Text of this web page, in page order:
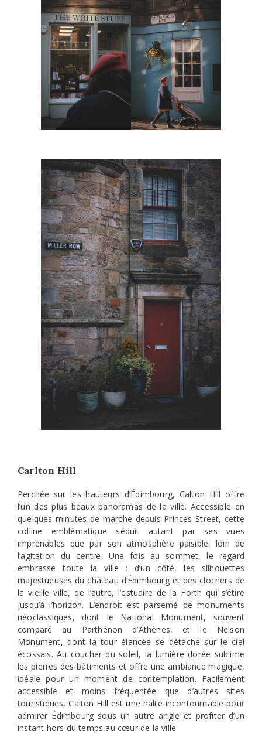
Carlton Hill
Perchée sur les hauteurs d’Édimbourg, Calton Hill offre
l’un des plus beaux panoramas de la ville. Accessible en
quelques minutes de marche depuis Princes Street, cette
colline emblématique séduit autant par ses vues
imprenables que par son atmosphère paisible, loin de
l’agitation du centre. Une fois au sommet, le regard
embrasse toute la ville : d’un côté, les silhouettes
majestueuses du château d’Édimbourg et des clochers de
la vieille ville, de l’autre, l’estuaire de la Forth qui s’étire
jusqu’à l’horizon. L’endroit est parsemé de monuments
néoclassiques, dont le National Monument, souvent
comparé au Parthénon d’Athènes, et le Nelson
Monument, dont la tour élancée se détache sur le ciel
écossais. Au coucher du soleil, la lumière dorée sublime
les pierres des bâtiments et offre une ambiance magique,
idéale pour un moment de contemplation. Facilement
accessible et moins fréquentée que d’autres sites
touristiques, Calton Hill est une halte incontournable pour
admirer Édimbourg sous un autre angle et profiter d’un
instant hors du temps au cœur de la ville.